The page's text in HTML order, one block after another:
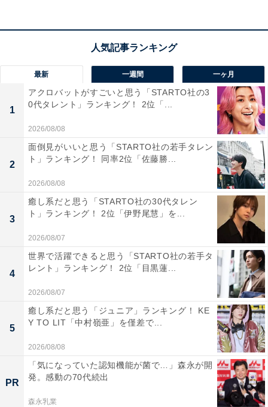
この記事の執筆者：
一橋大学大学院社会学研究科修了後、国の所管法人に入職。地方公
共団体の情報化支援や広報を担当。2019年に株式会社アマノートを
設立し、現在はWebメディアや選書サービスの運営、SEO業務に従
...続きを読む
次ページ
TOP20までのランキング結果を見
る
こちらもおすすめ
最新 一週間 一ヶ月
1
アクロバットがすごいと思う「STARTO社の3
0代タレント」ランキング！ 2位「...
2026/08/08
2
面倒見がいいと思う「STARTO社の若手タレン
ト」ランキング！ 同率2位「佐藤勝...
2026/08/08
3
癒し系だと思う「STARTO社の30代タレン
ト」ランキング！ 2位「伊野尾慧」を...
2026/08/07
4
世界で活躍できると思う「STARTO社の若手タ
レント」ランキング！ 2位「目黒蓮...
2026/08/07
5
癒し系だと思う「ジュニア」ランキング！ KE
Y TO LIT「中村嶺亜」を僅差で...
2026/08/08
PR
「気になっていた認知機能が菌で…」森永が開
発。感動の70代続出
森永乳業